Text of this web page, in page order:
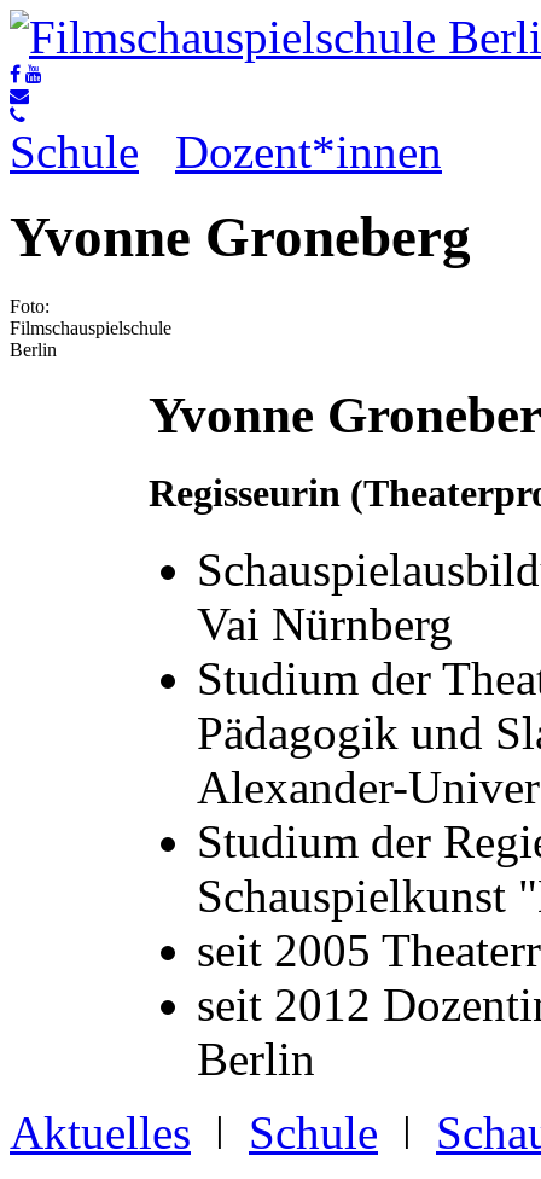
Schule Dozent*innen
Yvonne Groneberg
Foto:
Filmschauspielschule
Berlin
Yvonne
Regisseurin
Vai Nürnberg
Studium der
Pädagogik und
Alexander-
Studium der
Schauspielkunst
seit 2005
seit 2012
Berlin
Aktuelles ǀ Schule ǀ